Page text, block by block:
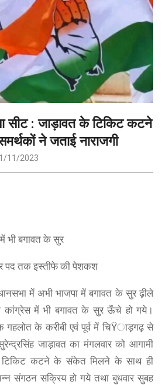
सीट : जाड़ावत के टिकिट कटने
ने जताई नाराजगी
11/2023
भी बगावत के सुर
पद तक इस्तीफे की पेशकश
में अभी भाजपा में बगावत के सुर ढ़ीले
कांग्रेस में भी बगावत के सुर ऊँचे हो गये।
गहलोत के करीबी एवं पूर्व में चिŸाड़गढ़ से
जाड़ावत का मंगलवार को आगामी
टिकिट कटने के संकेत मिलने के साथ ही
संगठन सक्रिय हो गये तथा बुधवार सुबह